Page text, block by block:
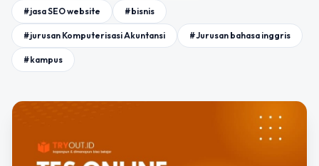
#jasa SEO website #bisnis
#jurusan Komputerisasi Akuntansi #Jurusan bahasa inggris
#kampus